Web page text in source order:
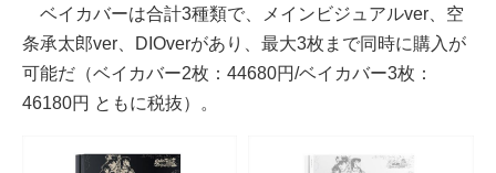
ベイカバーは合計3種類で、メインビジュアルver、空
条承太郎ver、DIOverがあり、最大3枚まで同時に購入が
可能だ（ベイカバー2枚：44680円/ベイカバー3枚：
46180円 ともに税抜）。